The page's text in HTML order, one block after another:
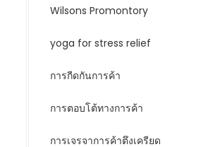
Wilsons Promontory
yoga for stress relief
การกีดกันการค้า
การตอบโต้ทางการค้า
การเจรจาการค้าตึงเครียด